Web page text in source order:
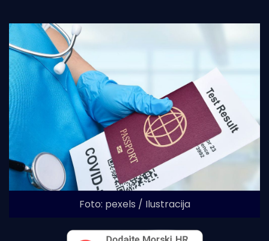
Tradicija i kultura
Foto: pexels / Ilustracija